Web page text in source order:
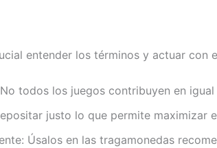
entender los términos y actuar con
todos los juegos contribuyen en
justo lo que permite
Úsalos en las tragamonedas